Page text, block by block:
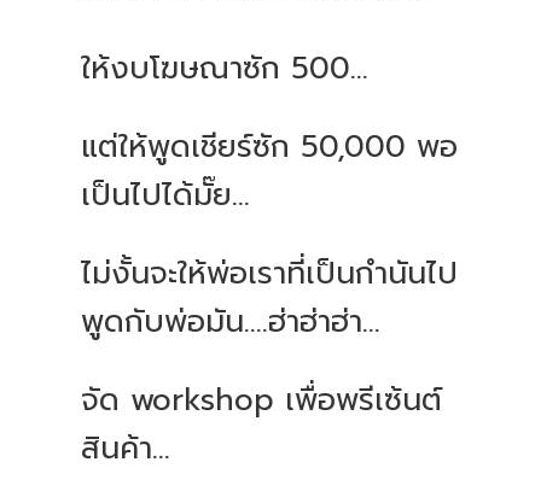
ให้งบโฆษณาซัก 500...
แต่ให้พูดเชียร์ซัก 50,000 พอ
เป็นไปได้มั๊ย...
ไม่งั้นจะให้พ่อเราที่เป็นกำนันไป
พูดกับพ่อมัน....ฮ่าฮ่าฮ่า...
จัด workshop เพื่อพรีเซ้นต์
สินค้า...